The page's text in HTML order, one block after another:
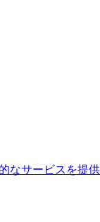
サービスを提